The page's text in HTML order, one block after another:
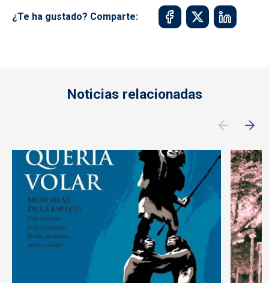
¿Te ha gustado? Comparte:
Noticias relacionadas